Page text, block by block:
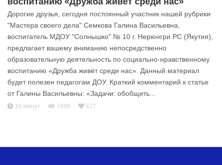
Дорогие друзья, сегодня постоянный участник нашей рубрики
"Мастера своего дела" Семкова Галина Васильевна,
воспитатель МДОУ "Солнышко" № 10 г. Нерюнгри РС (Якутия),
предлагает вашему вниманию непосредственно
образовательную деятельность по социально-нравственному
воспитанию «Дружба живёт среди нас». Данный материал
будет полезен педагогам ДОУ. Краткий комментарий к статье
от Галины Васильевны: «Задачи: обобщить...
10 минут 7898 677